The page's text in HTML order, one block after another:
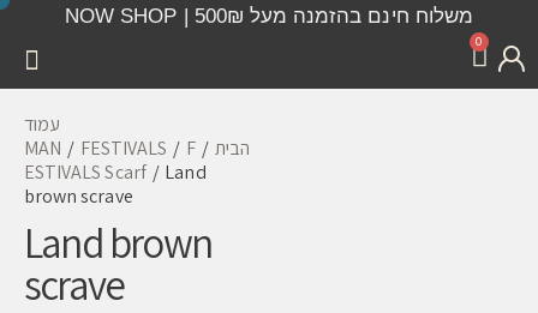
משלוח חינם בהזמנה מעל 500₪ | NOW SHOP
0
עמוד
הבית
MAN FESTIVALS
F
ESTIVALS Scarf
Land
brown scrave
Land brown
scrave